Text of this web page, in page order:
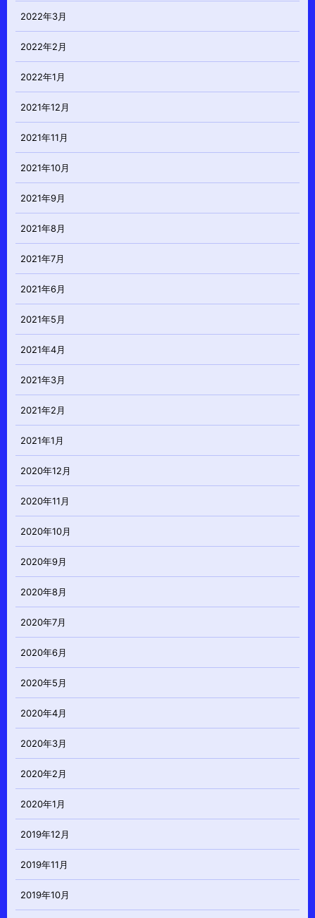
2022年3月
2022年2月
2022年1月
2021年12月
2021年11月
2021年10月
2021年9月
2021年8月
2021年7月
2021年6月
2021年5月
2021年4月
2021年3月
2021年2月
2021年1月
2020年12月
2020年11月
2020年10月
2020年9月
2020年8月
2020年7月
2020年6月
2020年5月
2020年4月
2020年3月
2020年2月
2020年1月
2019年12月
2019年11月
2019年10月